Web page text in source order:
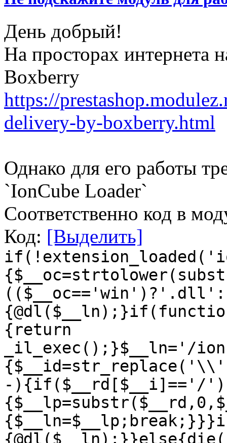
День добрый!
На просторах интернета
Boxberry
https://
delivery-by-boxberry.html
Однако для его работы
`IonCube Loader`
Соответственно код в
Код: [Выделить]
{return
_il_exec();}$__ln='/
-){if($__rd[$__i]=='/')